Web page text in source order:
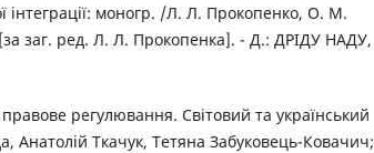
інтеграції: моногр. /Л. Л. Прокопенко, О. М.
заг. ред. Л. Л. Прокопенка]. - Д.: ДРІДУ НАДУ,
правове регулювання. Світовий та український
Анатолій Ткачук, Тетяна Забуковець-Ковачич;